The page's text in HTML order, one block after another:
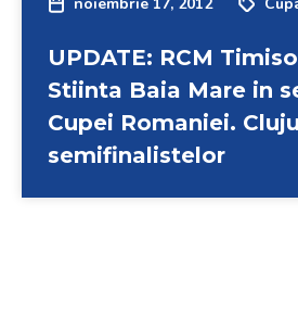
UPDATE: RCM
Stiinta Baia Mare in
Cupei Romaniei.
semifinalistelor